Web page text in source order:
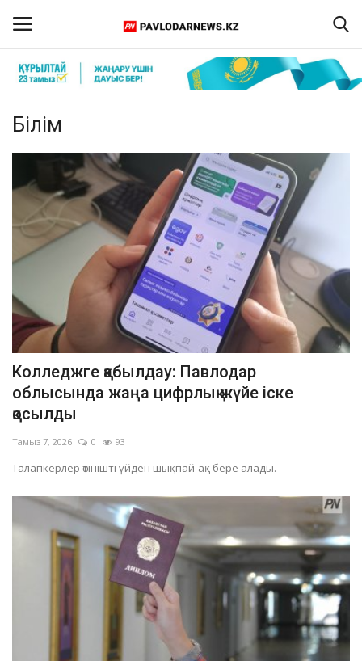
Тіркелу
Бізбен байланыс
ПАВЛОДАР ОБЛЫСЫ
ҚАЗАҚСТАН
ӘЛЕМ
Спорт
ОЙЫН-САУЫҚ
OFFICIAL
Құрылтай
Тілді тандаңыз
Қазақша Русский
Білім
Колледжге қабылдау: Павлодар
облысында жаңа цифрлық жүйе іске
қосылды
Тамыз 7, 2026 0 93
Талапкерлер өтінішті үйден шықпай-ақ бере алады.